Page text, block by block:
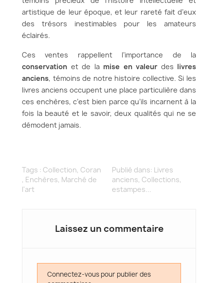
artistique de leur époque, et leur rareté fait d’eux
des trésors inestimables pour les amateurs
éclairés.
Ces ventes rappellent l’importance de la
conservation et de la mise en valeur des livres
anciens, témoins de notre histoire collective. Si les
livres anciens occupent une place particulière dans
ces enchères, c’est bien parce qu’ils incarnent à la
fois la beauté et le savoir, deux qualités qui ne se
démodent jamais.
Tags : Collection, Coran
, Enchères, Marché de
l'art
Publié dans: Livres
anciens, Collections,
estampes...
Laissez un commentaire
Connectez-vous pour publier des